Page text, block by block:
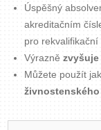
Úspěšný
akreditačním
pro
Výraznězvyšuje
Můžete použít